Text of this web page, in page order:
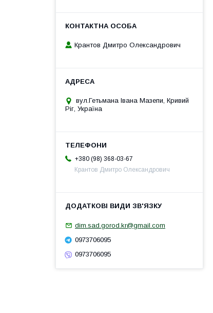
Крантов Дмитро Олександрович
вул.Гетьмана Івана Мазепи, Кривий
Ріг, Україна
+380 (98) 368-03-67
Крантов Дмитро Олександрович
dim.sad.gorod.kr@gmail.com
0973706095
0973706095